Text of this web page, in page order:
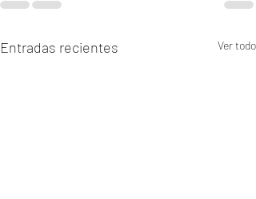
Entradas recientes Ver todo